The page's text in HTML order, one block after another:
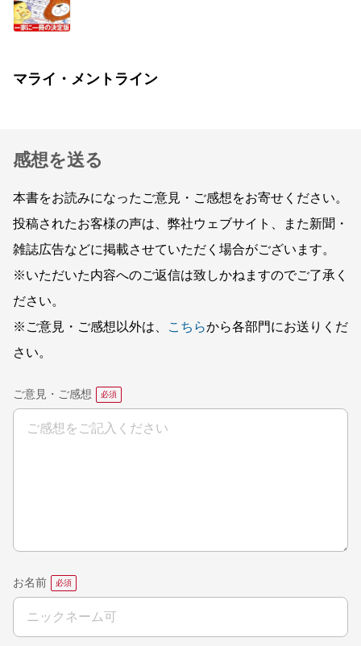
マライ・メントライン
感想を送る
本書をお読みになったご意見・ご感想をお寄せください。
投稿されたお客様の声は、弊社ウェブサイト、また新聞・
雑誌広告などに掲載させていただく場合がございます。
※いただいた内容へのご返信は致しかねますのでご了承く
ださい。
※ご意見・ご感想以外は、
こちらから各部門にお送りくだ
さい。
ご意見・ご感想
お名前